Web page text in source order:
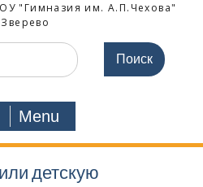
"Гимназия им. А.П.Чехова"
Menu
детскую